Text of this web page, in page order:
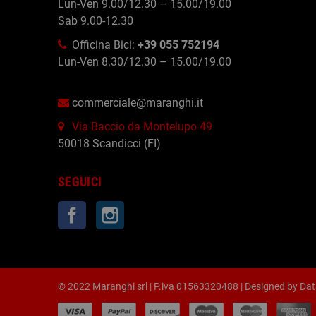
Lun-Ven 9.00/12.30 – 15.00/19.00
Sab 9.00-12.30
Officina Bici: +39 055 752194
Lun-Ven 8.30/12.30 – 15.00/19.00
commerciale@maranghi.it
Via Baccio da Montelupo 49
50018 Scandicci (FI)
SEGUICI
Facebook
© 2022 Maranghi srl | P.iva 01563320488 | Designed by